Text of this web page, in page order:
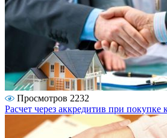
Просмотров 2232
Расчет через аккредитив при покупке